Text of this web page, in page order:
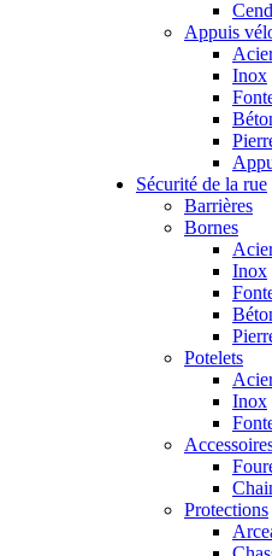
Appuis
Inox
Sécurité de la rue
Barrières
Bornes
Inox
Potelets
Inox
Protections